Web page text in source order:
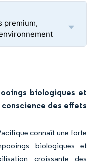
premium,
biologiques et
conscience des effets
connaît une forte
biologiques et
croissante des